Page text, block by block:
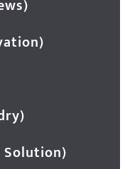
Solution)